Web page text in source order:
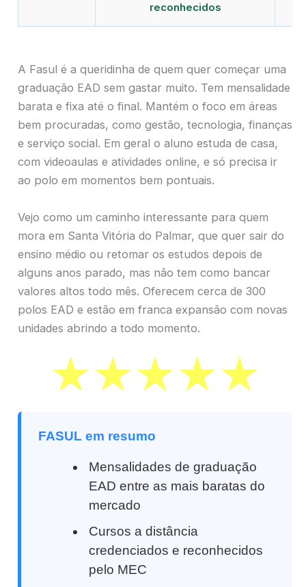
reconhecidos
A Fasul é a queridinha de quem quer começar uma
graduação EAD sem gastar muito. Tem mensalidade
barata e fixa até o final. Mantém o foco em áreas
bem procuradas, como gestão, tecnologia, finanças
e serviço social. Em geral o aluno estuda de casa,
com videoaulas e atividades online, e só precisa ir
ao polo em momentos bem pontuais.
Vejo como um caminho interessante para quem
mora em Santa Vitória do Palmar, que quer sair do
ensino médio ou retomar os estudos depois de
alguns anos parado, mas não tem como bancar
valores altos todo mês. Oferecem cerca de 300
polos EAD e estão em franca expansão com novas
unidades abrindo a todo momento.
FASUL em resumo
Mensalidades de graduação
EAD entre as mais baratas do
mercado
Cursos a distância
credenciados e reconhecidos
pelo MEC